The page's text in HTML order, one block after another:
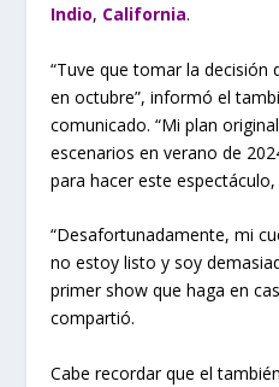
Indio, California.
“Tuve que tomar la decisión
en octubre”, informó el
comunicado. “Mi plan
escenarios en verano de
para hacer este
“Desafortunadamente, mi
no estoy listo y soy
primer show que haga en
compartió.
Cabe recordar que el